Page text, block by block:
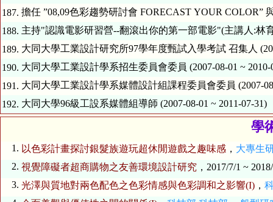
187. 擔任 ”08,09色彩趨勢研討會 FORECAST YOUR COLOR”
188. 主持"認識電影研習營--翻滾出你的第一部電影"(主講人:林
189. 大同大學工業設計研究所97學年度甄試入學考試 召集人
190. 大同大學工業設計學系招生委員會委員 (2007-08-01 ~ 2010-
191. 大同大學工業設計學系媒體設計組課程委員會委員 (2007-
192. 大同大學96級工設系媒體組導師 (2007-08-01 ~ 2011-07-31)
學
1. 以色彩計畫探討銀髮族遊玩超休閒遊戲之趣味感 ， 大專生
2. 視覺障礙者超商購物之友善環境設計研究 ，2017/7/1 ~
3. 光澤與質地對兩色配色之色彩情感與色彩調和之影響(I) ，